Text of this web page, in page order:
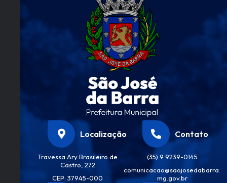
Localização
Travessa Ary Brasileiro de
Castro, 272
CEP: 37945-000
Contato
(35) 9 9239-0145
comunicacao@saojosedabarra.
mg.gov.br